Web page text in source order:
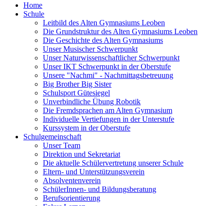
Home
Schule
Leitbild des Alten Gymnasiums Leoben
Die Grundstruktur des Alten Gymnasiums Leoben
Die Geschichte des Alten Gymnasiums
Unser Musischer Schwerpunkt
Unser Naturwissenschaftlicher Schwerpunkt
Unser IKT Schwerpunkt in der Oberstufe
Unsere "Nachmi" - Nachmittagsbetreuung
Big Brother Big Sister
Schulsport Gütesiegel
Unverbindliche Übung Robotik
Die Fremdsprachen am Alten Gymnasium
Individuelle Vertiefungen in der Unterstufe
Kurssystem in der Oberstufe
Schulgemeinschaft
Unser Team
Direktion und Sekretariat
Die aktuelle Schülervertretung unserer Schule
Eltern- und Unterstützungsverein
Absolventenverein
SchülerInnen- und Bildungsberatung
Berufsorientierung